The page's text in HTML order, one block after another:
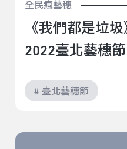
全民瘋藝穗
《我們都是垃
2022臺北藝穗
# 臺北藝穗節
《偷吃？好吃！》到底有